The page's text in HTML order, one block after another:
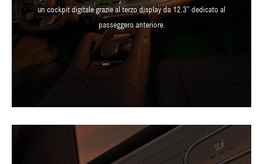
un cockpit digitale grazie al terzo display da 12.3” dedicato al
passeggero anteriore.